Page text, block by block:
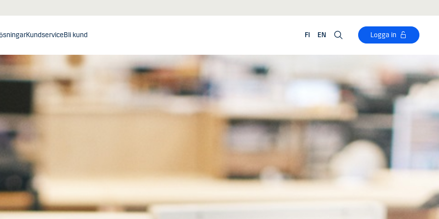
KundserviceBli kund FI EN Logga in